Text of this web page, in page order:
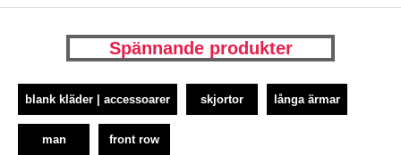
Spännande produkter
blank kläder | accessoarer skjortor långa ärmar
man front row